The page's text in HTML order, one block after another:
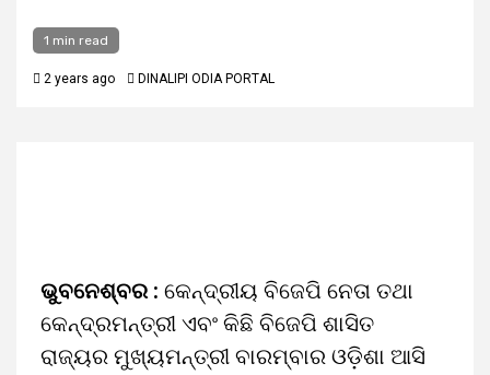
1 min read
2 years ago DINALIPI ODIA PORTAL
ଭୁବନେଶ୍ବର : କେନ୍ଦ୍ରୀୟ ବିଜେପି ନେତା ତଥା
କେନ୍ଦ୍ରମନ୍ତ୍ରୀ ଏବଂ କିଛି ବିଜେପି ଶାସିତ
ରାଜ୍ୟର ମୁଖ୍ୟମନ୍ତ୍ରୀ ବାରମ୍ବାର ଓଡ଼ିଶା ଆସି